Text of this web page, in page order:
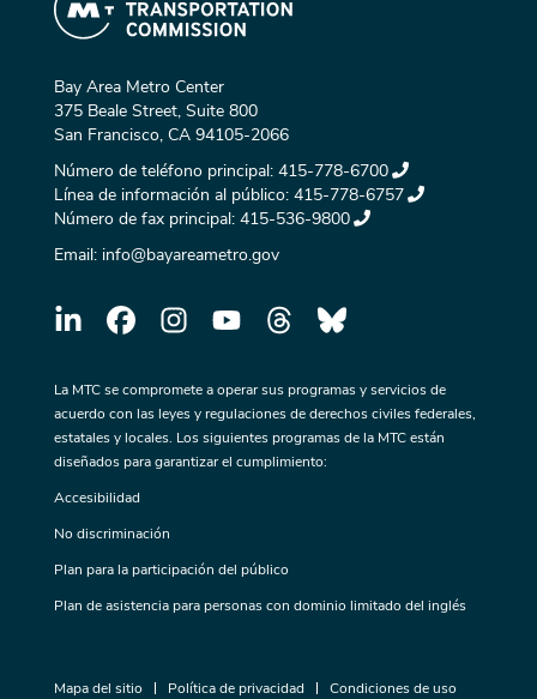
Bay Area Metro Center
375 Beale Street, Suite 800
San Francisco, CA 94105-2066
Número de teléfono principal: 415-778-6700
Línea de información al público: 415-778-6757
Número de fax principal: 415-536-9800
Email: info@bayareametro.gov
La MTC se compromete a operar sus programas y servicios de
acuerdo con las leyes y regulaciones de derechos civiles federales,
estatales y locales. Los siguientes programas de la MTC están
diseñados para garantizar el cumplimiento:
Accesibilidad
No discriminación
Plan para la participación del público
Plan de asistencia para personas con dominio limitado del inglés
Mapa del sitio Política de privacidad Condiciones de uso